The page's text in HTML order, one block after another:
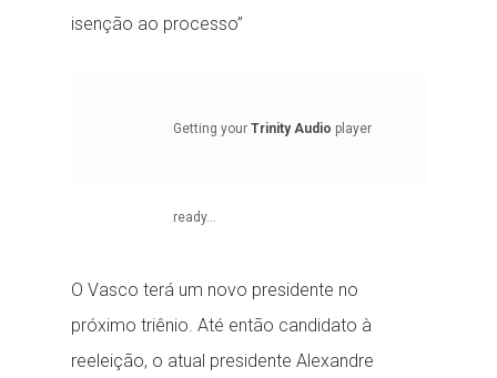
isenção ao processo”
Getting your Trinity Audio player
ready...
O Vasco terá um novo presidente no
próximo triênio. Até então candidato à
reeleição, o atual presidente Alexandre